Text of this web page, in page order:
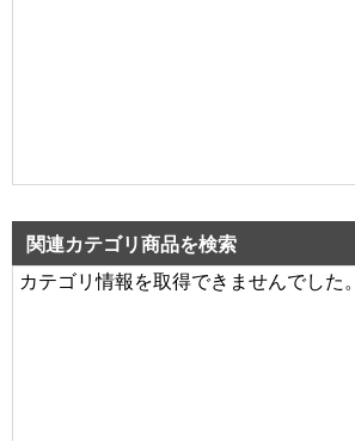
関連カテゴリ商品を検索
カテゴリ情報を取得できませんでした。